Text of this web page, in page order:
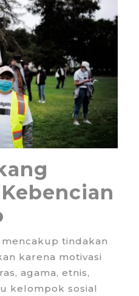
tindakan
karena motivasi
agama, etnis,
kelompok sosial